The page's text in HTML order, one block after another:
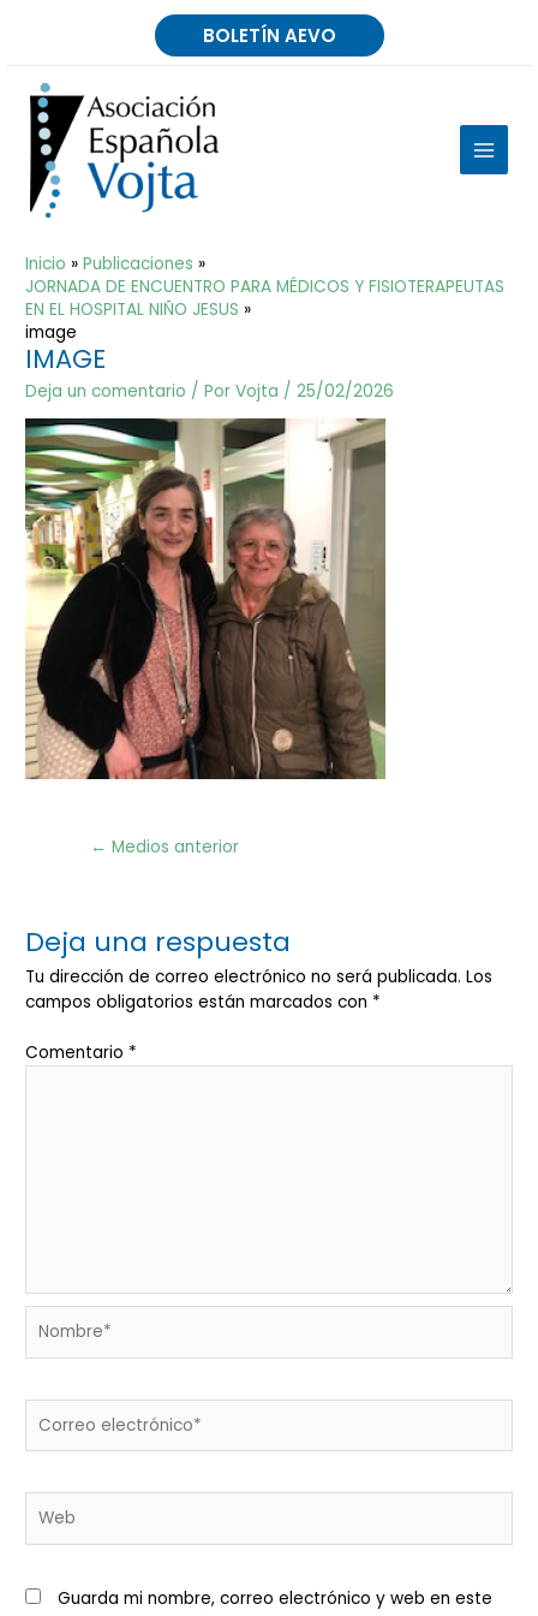
BOLETÍN AEVO
MAIN
Inicio
Publicaciones
JORNADA DE ENCUENTRO PARA MÉDICOS Y FISIOTERAPEUTAS
EN EL HOSPITAL NIÑO JESUS
image
IMAGE
Deja un comentario / PorVojta /25/02/2026
Navegación
← Medios anterior
Deja una respuesta
Tu dirección de correo electrónico no será publicada. Los
campos obligatorios están marcados con *
Comentario *
electrónico*
Guarda mi nombre, correo electrónico y web en este